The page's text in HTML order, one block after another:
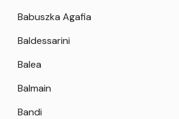
Babuszka Agafia
Baldessarini
Balea
Balmain
Bandi